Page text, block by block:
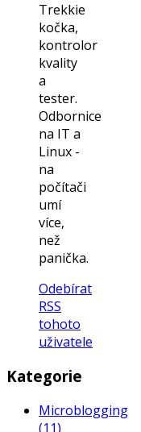
Trekkie
kočka,
kontrolor
kvality
a
tester.
Odbornice
na IT a
Linux -
na
počítači
umí
více,
než
panička.
Odebírat
RSS
tohoto
uživatele
Kategorie
Microblogging
(11)